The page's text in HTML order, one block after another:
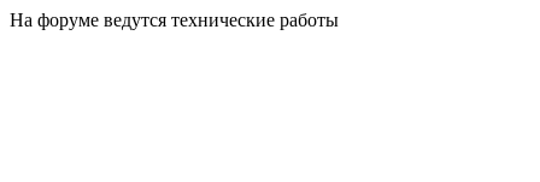
На форуме ведутся технические работы